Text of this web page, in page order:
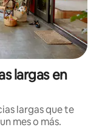
largas en
largas que te
mes o más.